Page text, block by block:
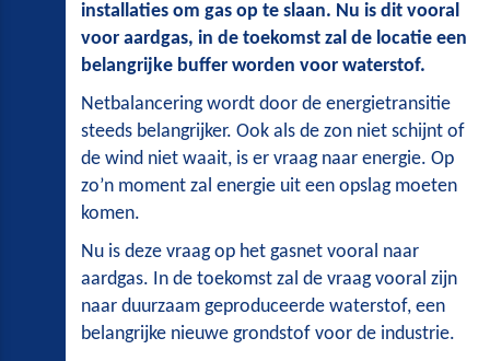
installaties om gas op te slaan. Nu is dit vooral
voor aardgas, in de toekomst zal de locatie een
belangrijke buffer worden voor waterstof.
Netbalancering wordt door de energietransitie
steeds belangrijker. Ook als de zon niet schijnt of
de wind niet waait, is er vraag naar energie. Op
zo’n moment zal energie uit een opslag moeten
komen.
Nu is deze vraag op het gasnet vooral naar
aardgas. In de toekomst zal de vraag vooral zijn
naar duurzaam geproduceerde waterstof, een
belangrijke nieuwe grondstof voor de industrie.